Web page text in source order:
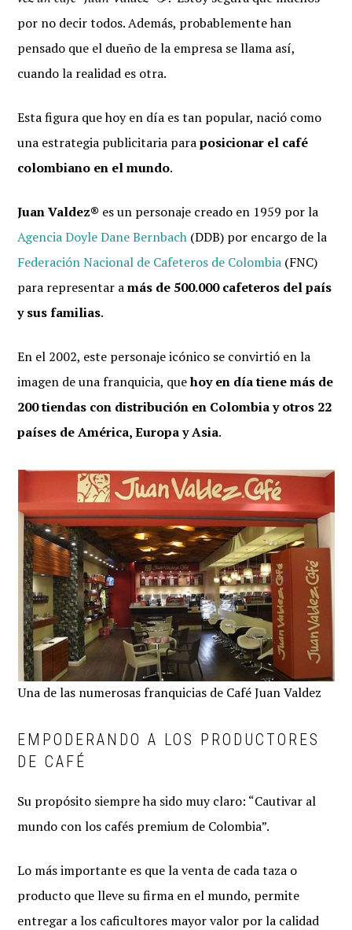
por no decir todos. Además, probablemente han
pensado que el dueño de la empresa se llama así,
cuando la realidad es otra.
Esta figura que hoy en día es tan popular, nació como
una estrategia publicitaria paraposicionar el café
colombiano en el mundo.
Juan Valdez® es un personaje creado en 1959 por la
Agencia Doyle Dane Bernbach (DDB) por encargo de la
Federación Nacional de Cafeteros de Colombia (FNC)
para representar amás de 500.000 cafeteros del país
y sus familias.
En el 2002, este personaje icónico se convirtió en la
imagen de una franquicia, quehoy en día tiene más de
200 tiendas con distribución en Colombia y otros 22
países de América, Europa y Asia.
Una de las numerosas franquicias de Café Juan Valdez
EMPODERANDO A LOS PRODUCTORES
DE CAFÉ
Su propósito siempre ha sido muy claro: “Cautivar al
mundo con los cafés premium de Colombia”.
Lo más importante es que la venta de cada taza o
producto que lleve su firma en el mundo, permite
entregar a los caficultores mayor valor por la calidad